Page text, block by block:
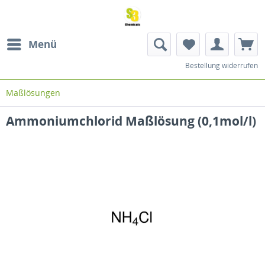
Menü
Bestellung widerrufen
Maßlösungen
Ammoniumchlorid Maßlösung (0,1mol/l)